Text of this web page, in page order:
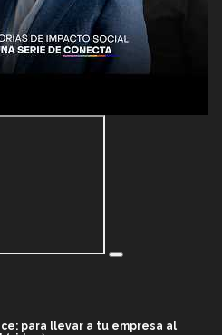
para llevar a tu empresa al